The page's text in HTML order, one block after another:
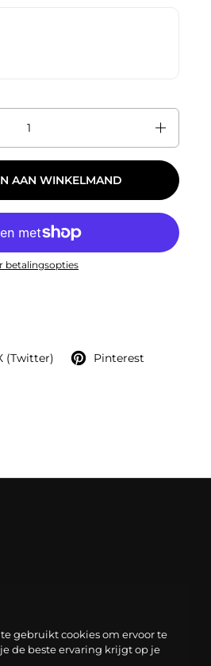
AAN WINKELMAND
betalingsopties
(Twitter) Pinterest
gebruikt cookies om ervoor te
de beste ervaring krijgt op je